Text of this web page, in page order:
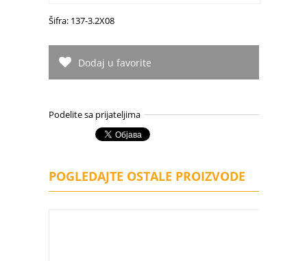
Šifra: 137-3.2X08
Dodaj u favorite
Podelite sa prijateljima
POGLEDAJTE OSTALE PROIZVODE